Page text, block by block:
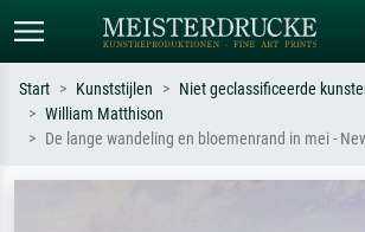
Standaard zoeken
weide,
Start Kunststijlen
Niet geclassificeerde
William Matthison
De lange wandeling en bloemenrand in mei -